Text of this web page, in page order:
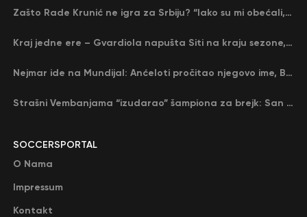
SOCCERSPORTAL
O Nama
Impressum
Kontakt
Zašto Rade Krunić ne igra za Srbiju? “Iako su mi obećali, niko me nije zvao…”
Kraj jedne ere – Gvardiola napušta Siti na kraju sezone, menja ga njegov nekadašnji rival
Nejmar ide na Mundijal: Anćeloti pročitao njegovo ime, Brazil u delirijumu (VIDEO)
Strašni Vembanjama “izudarao” šampiona za brejk: San Antonio poveo protiv Oklahome